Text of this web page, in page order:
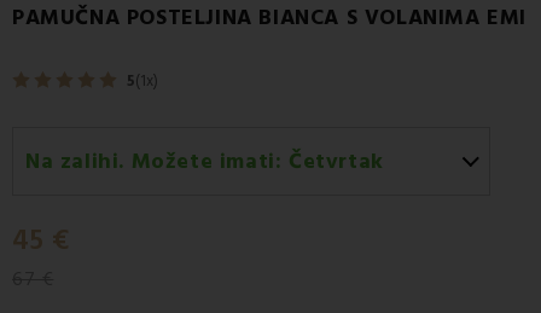
PAMUČNA POSTELJINA BIANCA S VOLANIMA EMI
5(1x)
Na zalihi. Možete imati: Četvrtak
45 €